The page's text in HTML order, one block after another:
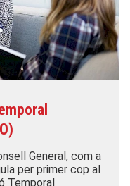
General, com a
per primer cop al
Temporal